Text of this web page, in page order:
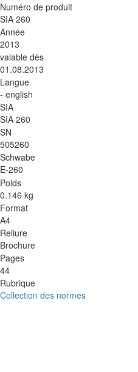
Numéro de produit
SIA 260
Année
2013
valable dès
01.08.2013
Langue
- english
SIA
SIA 260
SN
505260
Schwabe
E-260
Poids
0.146 kg
Format
A4
Reliure
Brochure
Pages
44
Rubrique
Collection des normes